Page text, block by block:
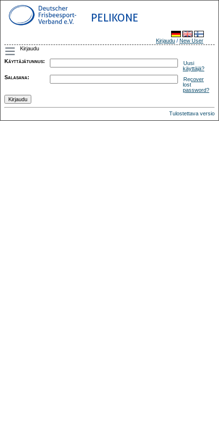
PELIKONE
Kirjaudu / New User
Kirjaudu
Käyttäjätunnus:
Uusi
käyttäjä?
Salasana:
Recover
lost
password?
Tulostettava versio